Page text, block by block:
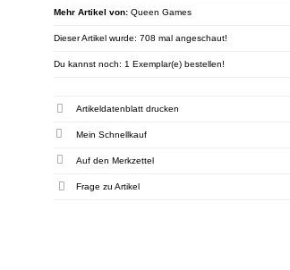
Mehr Artikel von: Queen Games
Dieser Artikel wurde: 708 mal angeschaut!
Du kannst noch: 1 Exemplar(e) bestellen!
Artikeldatenblatt drucken
Mein Schnellkauf
Frage zu Artikel